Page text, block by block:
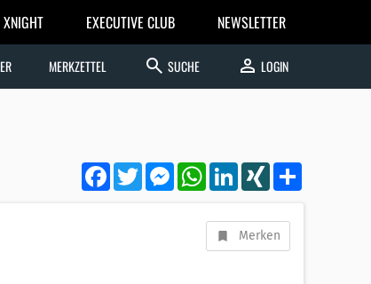
XNIGHT EXECUTIVE CLUB NEWSLETTER
MERKZETTEL search SUCHE person LOGIN
FacebookTwitterMessengerWhatsApp
LinkedInXING
Merken